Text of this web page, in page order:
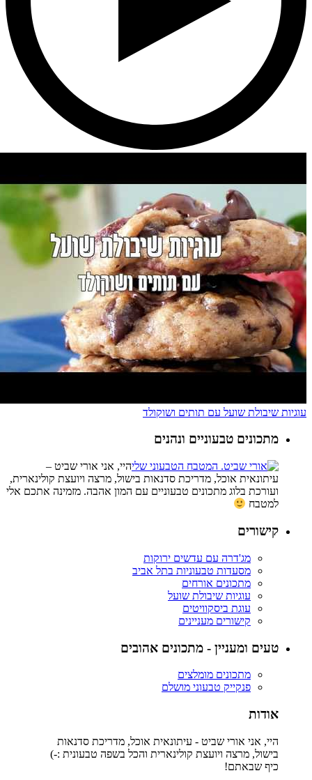
עוגיות שיבולת שועל עם תותים ושוקולד
מתכונים טבעוניים ונהנים
היי, אני אורי שביט –
עיתונאית אוכל, מדריכת סדנאות בישול, מרצה ויועצת קולינארית,
ועורכת בלוג מתכונים טבעוניים עם המון אהבה. מזמינה אתכם אלי
למטבח
קישורים
מג'דרה עם עדשים ירוקות
מסעדות טבעוניות בתל אביב
מתכונים אורחים
עוגיות שיבולת שועל
עוגת ביסקוויטים
קישורים מעניינים
טעים ומעניין - מתכונים אהובים
מתכונים מומלצים
פנקייק טבעוני מושלם
אודות
היי, אני אורי שביט - עיתונאית אוכל, מדריכת סדנאות
בישול, מרצה ויועצת קולינארית והכל בשפה טבעונית :-)
כיף שבאתם!